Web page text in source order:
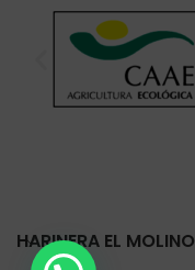
HARINERA EL MOLINO